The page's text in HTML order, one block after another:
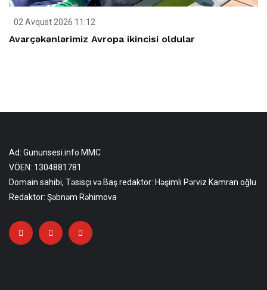
02 Avqust 2026 11:12
Avarçəkənlərimiz Avropa ikincisi oldular
Ad: Gununsesi.info MMC
VÖEN: 1304881781
Domain sahibi, Təsisçi və Baş redaktor: Həşimli Pərviz Kamran oğlu
Redaktor: Şəbnəm Rəhimova